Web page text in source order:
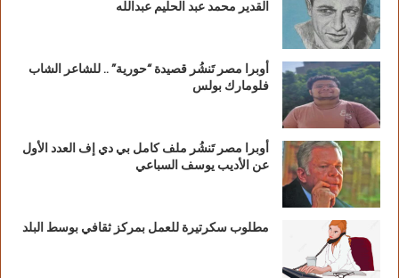
القدير محمد عبد الحليم عبدالله
أوبرا مصر تَنشُر قصيدة “حورية” .. للشاعر الشاب
فلومارك بولس
أوبرا مصر تَنشُر ملف كامل بي دي إف العدد الأول
عن الأديب يوسف السباعي
مطلوب سكرتيرة للعمل بمركز ثقافي بوسط البلد